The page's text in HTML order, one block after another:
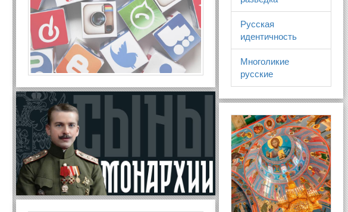
Русская
идентичность
Многоликие
русские